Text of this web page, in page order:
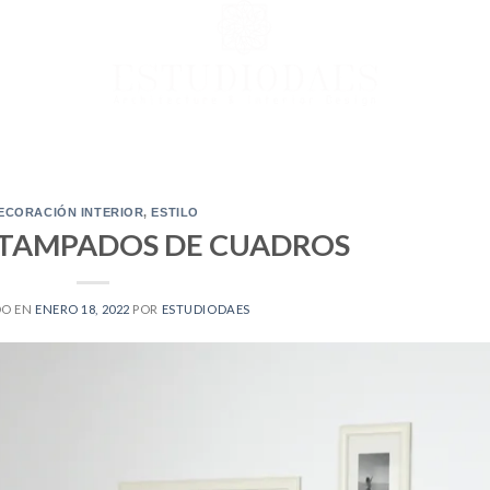
INTERIOR,ESTILO
DE CUADROS
EN ENERO 18, 2022 POR ESTUDIODAES